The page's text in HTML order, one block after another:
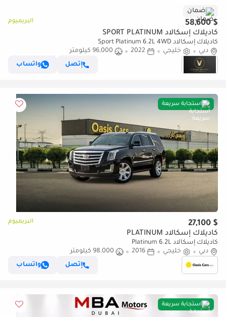
ضمان
$ 58,600 البريميوم
كاديلاك إسكالاد SPORT PLATINUM
كاديلاك إسكالاد Sport Platinum 6.2L 4WD
دبي
خليجي 2022
96,000 كيلومتر
إتصل
واتساب
استجابة سريعة
$ 27,100 البريميوم
كاديلاك إسكالاد PLATINUM
كاديلاك إسكالاد Platinum 6.2L
دبي
خليجي 2016
98,000 كيلومتر
إتصل
واتساب
استجابة سريعة